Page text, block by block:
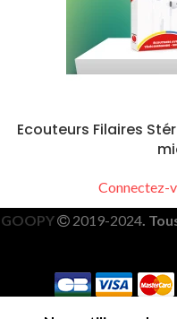
Ecouteurs Filaires
Connectez-
GOOPY
2019-2024.